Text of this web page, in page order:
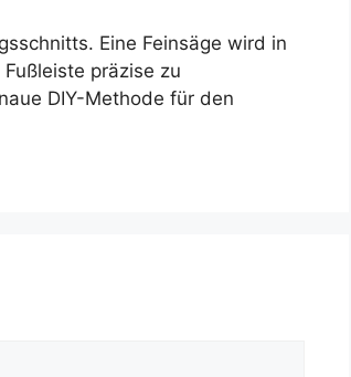
Eine Feinsäge wird in
präzise zu
DIY-Methode für den